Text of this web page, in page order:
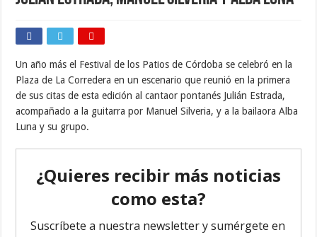
Un año más el Festival de los Patios de Córdoba se celebró en la
Plaza de La Corredera en un escenario que reunió en la primera
de sus citas de esta edición al cantaor pontanés Julián Estrada,
acompañado a la guitarra por Manuel Silveria, y a la bailaora Alba
Luna y su grupo.